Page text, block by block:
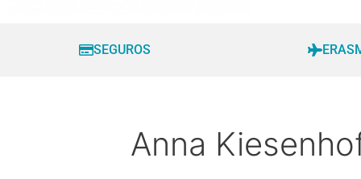
SEGUROS
Anna